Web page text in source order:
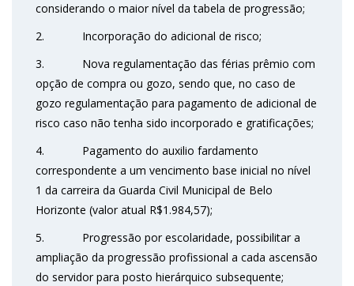
considerando o maior nível da tabela de progressão;
2. Incorporação do adicional de risco;
3. Nova regulamentação das férias prêmio com
opção de compra ou gozo, sendo que, no caso de
gozo regulamentação para pagamento de adicional de
risco caso não tenha sido incorporado e gratificações;
4. Pagamento do auxilio fardamento
correspondente a um vencimento base inicial no nível
1 da carreira da Guarda Civil Municipal de Belo
Horizonte (valor atual R$1.984,57);
5. Progressão por escolaridade, possibilitar a
ampliação da progressão profissional a cada ascensão
do servidor para posto hierárquico subsequente;